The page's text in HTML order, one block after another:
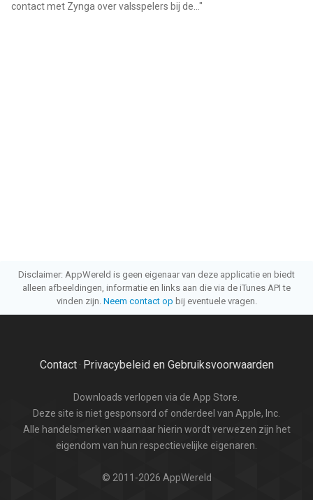
contact met Zynga over valsspelers bij de... "
Disclaimer: AppWereld is geen eigenaar van deze applicatie en biedt
alleen afbeeldingen, informatie en links aan die via de iTunes API te
vinden zijn. Neem contact op bij eventuele vragen.
Contact· Privacybeleid en Gebruiksvoorwaarden
Downloads verlopen via de App Store.
Deze site is niet gesponsord of onderdeel van Apple, Inc.
Alle handelsmerken waarnaar hierin wordt verwezen zijn het
eigendom van hun respectievelijke eigenaren.
© 2011-2026 AppWereld